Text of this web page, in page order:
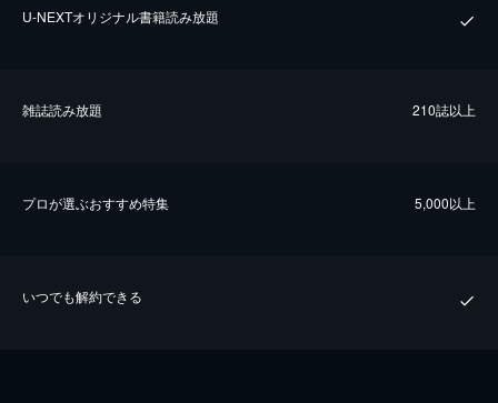
U-NEXTオリジナル書籍読み放題
雑誌読み放題 210誌以上
プロが選ぶおすすめ特集 5,000以上
いつでも解約できる